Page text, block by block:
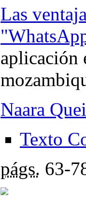
Las
aplicación
Naara
Texto
págs. 63-